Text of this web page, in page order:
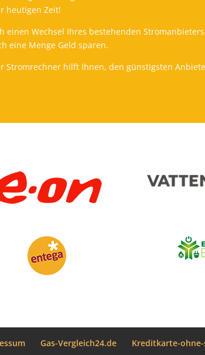
heutigen Zeit!
einen Wechsel Ihres bestehenden
eine Menge Geld sparen.
Stromrechner hilft Ihnen, den günstigsten
Gas-Vergleich24.de Kreditkarte-